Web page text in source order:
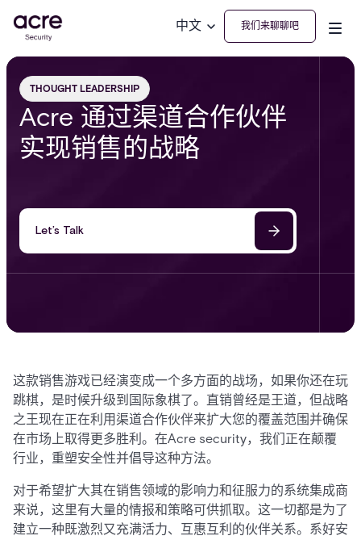
中文 我们来聊聊吧
THOUGHT LEADERSHIP
Acre 通过渠道合作伙伴
实现销售的战略
Let’s Talk
这款销售游戏已经演变成一个多方面的战场，如果你还在玩
跳棋，是时候升级到国际象棋了。直销曾经是王道，但战略
之王现在正在利用渠道合作伙伴来扩大您的覆盖范围并确保
在市场上取得更多胜利。在Acre security，我们正在颠覆
行业，重塑安全性并倡导这种方法。
对于希望扩大其在销售领域的影响力和征服力的系统集成商
来说，这里有大量的情报和策略可供抓取。这一切都是为了
建立一种既激烈又充满活力、互惠互利的伙伴关系。系好安